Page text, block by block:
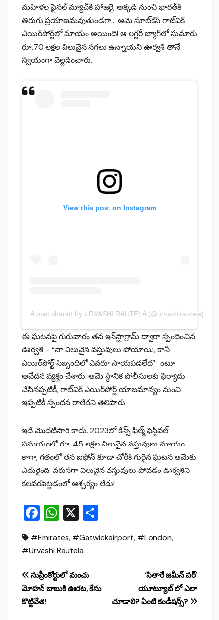
మహిళల ఫైనల్ మ్యాచ్‌కి హాజరై, అక్కడి నుంచి భారత్‌కి
తిరుగు ప్రయాణమవుతుండగా… ఆమె సూట్‌కేస్‌ గాట్‌విక్
ఎయిర్‌పోర్ట్‌లో మాయం అయింది! ఆ లగ్జరీ బ్యాగ్‌లో సుమారు
రూ.70 లక్షల విలువైన నగలు ఉన్నాయని ఊర్వశి తానే
స్వయంగా వెల్లడించారు.
View this post on Instagram
A post shared by URVASHI RAUTELA (@urvashirautela)
ఈ ఘటనపై గురువారం తన ఇన్‌స్టాగ్రామ్‌ ద్వారా స్పందించిన
ఊర్వశి – “నా విలువైన వస్తువులు పోయాయి, కానీ
ఎయిర్‌పోర్ట్‌ సిబ్బందిలో ఎవరూ సాయపడలేద‌”ంటూ
ఆవేదన వ్యక్తం చేశారు. ఆమె స్థానిక పోలీసులకు ఫిర్యాదు
చేసినప్పటికీ, గాట్‌విక్ ఎయిర్‌పోర్ట్‌ యాజమాన్యం నుంచి
ఇప్పటికీ స్పందన రాలేదని తెలిపారు.
ఇదే మొదటిసారి కాదు. 2023లో కేన్స్ ఫిల్మ్ ఫెస్టివల్
సమయంలో రూ. 45 లక్షల విలువైన వస్తువులు మాయం
కాగా, గతంలో తన ఐఫోన్‌ కూడా చోరీకి గురైన ఘటన ఆమెకు
ఎదురైంది. వరుసగా విలువైన వస్తువులు పోవడం ఊర్వశిని
కలవరపెట్టడంలో ఆశ్చర్యం లేదు!
F
c
e
b
o
o
W
at
s
A
p
X
ar
#Emirates, #Gatwickairport, #London,
#Urvashi Rautela
Post
navigation
‘సితారే జమీన్‌ పర్‌’
యూట్యూబ్ లో ఎలా
చూడాలి? ఏంటి కండీషన్స్?
సుప్రీంకోర్టులో మంచు
మోహన్ బాబుకి ఊరట, కేసు
కొట్టివేత!